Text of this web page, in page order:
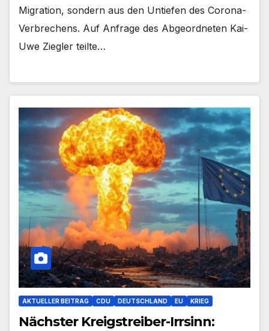
Migration, sondern aus den Untiefen des Corona-
Verbrechens. Auf Anfrage des Abgeordneten Kai-
Uwe Ziegler teilte…
AKTUELLER BEITRAG CDU DEUTSCHLAND EU KRIEG
Nächster Kreigstreiber-Irrsinn: